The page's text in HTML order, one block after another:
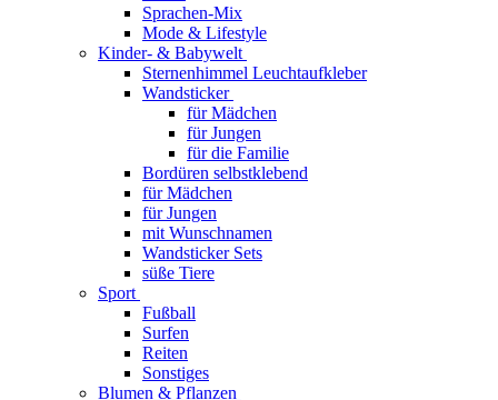
Sprachen-Mix
Mode & Lifestyle
Kinder- & Babywelt
Sternenhimmel Leuchtaufkleber
Wandsticker
für Mädchen
für Jungen
für die Familie
Bordüren selbstklebend
für Mädchen
für Jungen
mit Wunschnamen
Wandsticker Sets
süße Tiere
Sport
Fußball
Surfen
Reiten
Sonstiges
Blumen & Pflanzen